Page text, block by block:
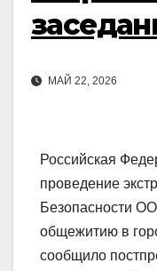
МАЙ 22, 2026
Российская
проведение
Безопасности
общежитию в
сообщило